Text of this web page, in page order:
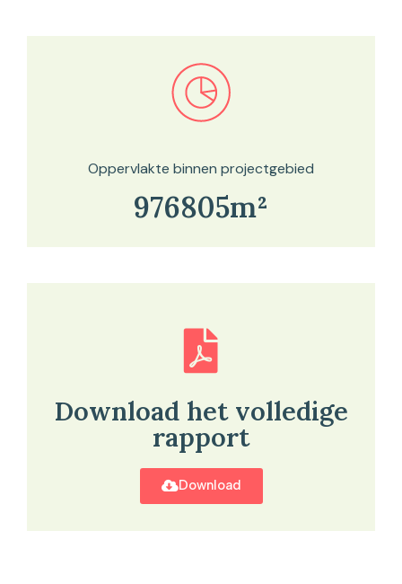
Bekijk in onze kaartviewer
Oppervlakte binnen projectgebied
976805m²
Download het volledige
rapport
Download